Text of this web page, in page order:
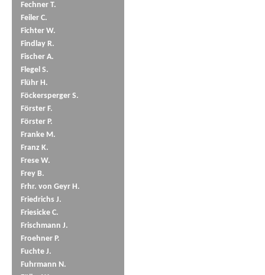
Fechner T.
Feiler C.
Fichter W.
Findlay R.
Fischer A.
Flegel S.
Flühr H.
Föckersperger S.
Förster F.
Förster P.
Franke M.
Franz K.
Frese W.
Frey B.
Frhr. von Geyr H.
Friedrichs J.
Friesicke C.
Frischmann J.
Froehner P.
Fuchte J.
Fuhrmann N.